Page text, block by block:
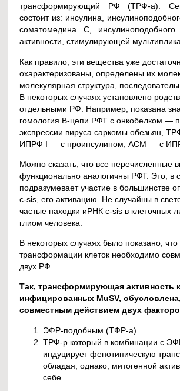
трансформирующий РФ (ТРФ-а).
состоит из: инсулина,
соматомедина С,
активности, стимулирующей
Как правило, эти вещества уже
охарактеризованы, определены их
молекулярная структура,
В некоторых случаях установлено
отдельными РФ. Например, показана
гомология В-цепи РФТ с онкобелком —
экспрессии вируса саркомы обезьян,
ИПРФ I — с проинсулином, АСМ — с
Можно сказать, что все перечисленные
функционально аналогичны РФТ. Это, в
подразумевает участие в большинстве
c-sis, его активацию. Не случайны в
частые находки иРНК c-sis в клеточных
глиом человека.
В некоторых случаях было показано, что
трансформации клеток необходимо
двух РФ.
Так, трансформирующая активность
инфицированных MuSV,
совместным действием двух
ЭФР-подобным (ТФР-а).
ТРФ-р который в комбинации с
индуцирует фенотипическую
обладая, однако, митогенной
себе.